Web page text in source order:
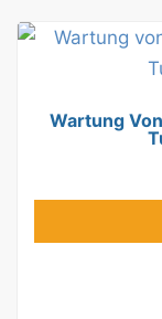
Wartung